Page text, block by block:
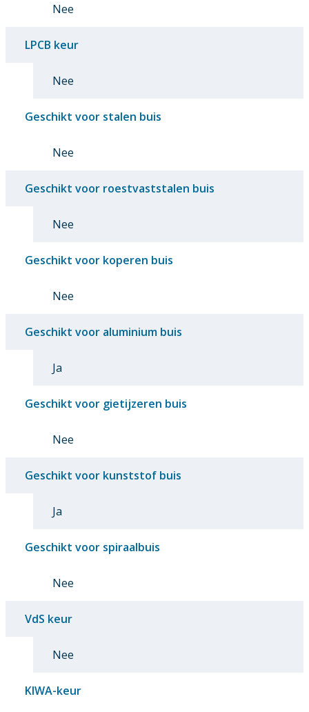
Nee
LPCB keur
Nee
Geschikt voor stalen buis
Nee
Geschikt voor roestvaststalen buis
Nee
Geschikt voor koperen buis
Nee
Geschikt voor aluminium buis
Ja
Geschikt voor gietijzeren buis
Nee
Geschikt voor kunststof buis
Ja
Geschikt voor spiraalbuis
Nee
VdS keur
Nee
KIWA-keur